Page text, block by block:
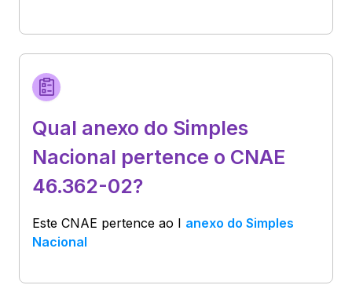
Qual anexo do Simples
Nacional pertence o CNAE
46.362-02?
Este CNAE pertence ao I anexo do Simples
Nacional